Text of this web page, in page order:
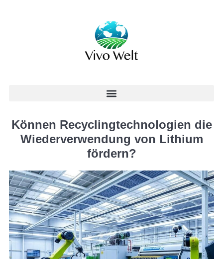
Können Recyclingtechnologien die
Wiederverwendung von Lithium
fördern?